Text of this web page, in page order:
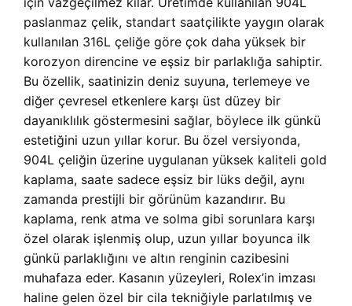
paslanmaz çelik, standart saatçilikte yaygın olarak
kullanılan 316L çeliğe göre çok daha yüksek bir
korozyon direncine ve eşsiz bir parlaklığa sahiptir.
Bu özellik, saatinizin deniz suyuna, terlemeye ve
diğer çevresel etkenlere karşı üst düzey bir
dayanıklılık göstermesini sağlar, böylece ilk günkü
estetiğini uzun yıllar korur. Bu özel versiyonda,
904L çeliğin üzerine uygulanan yüksek kaliteli gold
kaplama, saate sadece eşsiz bir lüks değil, aynı
zamanda prestijli bir görünüm kazandırır. Bu
kaplama, renk atma ve solma gibi sorunlara karşı
özel olarak işlenmiş olup, uzun yıllar boyunca ilk
günkü parlaklığını ve altın renginin cazibesini
muhafaza eder. Kasanın yüzeyleri, Rolex’in imzası
haline gelen özel bir cila tekniğiyle parlatılmış ve